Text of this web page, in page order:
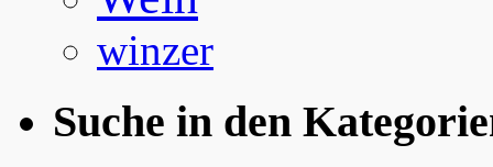
winzer
Suche in den